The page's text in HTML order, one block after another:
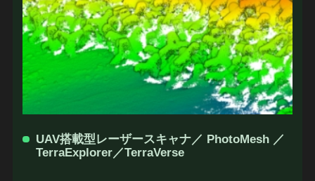
UAV搭載型レーザースキャナ／ PhotoMesh ／
TerraExplorer／TerraVerse